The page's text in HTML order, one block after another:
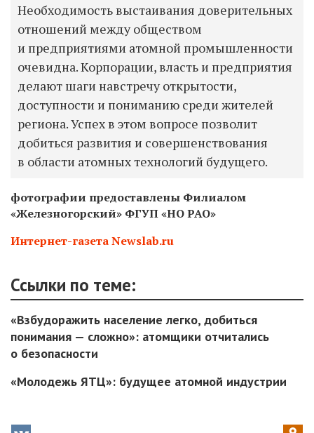
Необходимость выстаивания доверительных
отношений между обществом
и предприятиями атомной промышленности
очевидна. Корпорации, власть и предприятия
делают шаги навстречу открытости,
доступности и пониманию среди жителей
региона. Успех в этом вопросе позволит
добиться развития и совершенствования
в области атомных технологий будущего.
фотографии предоставлены Филиалом
«Железногорский» ФГУП «НО РАО»
Интернет-газета Newslab.ru
Ссылки по теме:
«Взбудоражить население легко, добиться
понимания — сложно»: атомщики отчитались
о безопасности
«Молодежь ЯТЦ»: будущее атомной индустрии